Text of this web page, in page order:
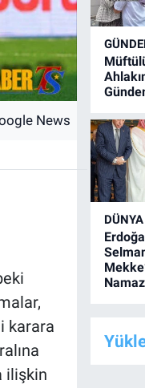
karara
ilişkin
DÜNYA